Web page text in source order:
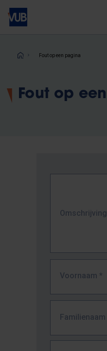
Overslaan
naar
inhoud
Fout op een pagina
Fout op
Omschrijving
Voornaam *
Familienaam